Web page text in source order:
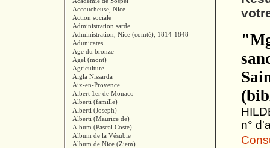
Accoucheuse, Nice
Action sociale
Administration sarde
Administration, Nice (comté), 1814-1848
Adunicates
Age du bronze
Agel (mont)
Agriculture
Aigla Nissarda
Aix-en-Provence
Albert 1er de Monaco
Alberti (famille)
Alberti (Joseph)
Alberti (Maurice de)
Album (Pascal Coste)
Album de la Vésubie
Album de Nice (Ziem)
n°